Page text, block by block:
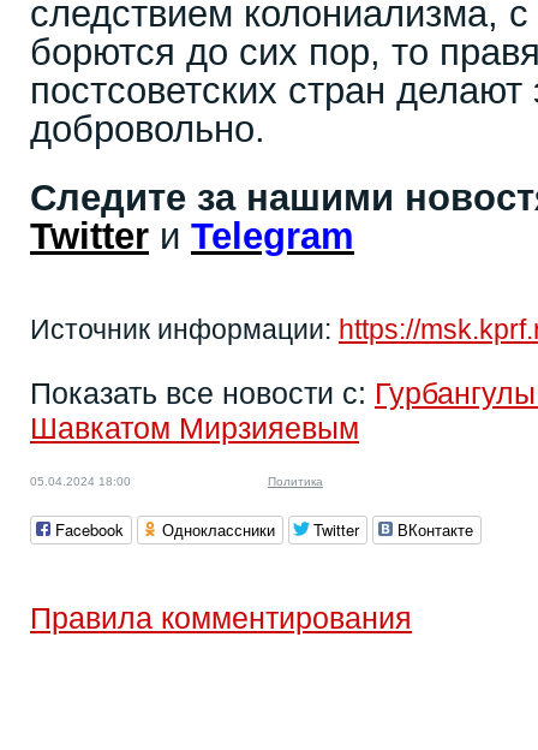
следствием колониализма,
борются до сих пор, то
постсоветских стран делают
добровольно.
Следите за нашими
Twitter и Telegram
Источник информации: https://
Показать все новости с:
Шавкатом Мирзияевым
05.04.2024 18:00 Политика
Facebook Одноклассники Twitter ВКонтакте
Правила комментирования